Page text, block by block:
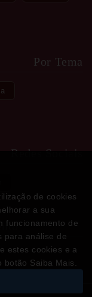
Por Tema
Redes Sociais
de cookies
a sua
funcionamento de
para análise de
estes cookies e a
Saiba Mais.